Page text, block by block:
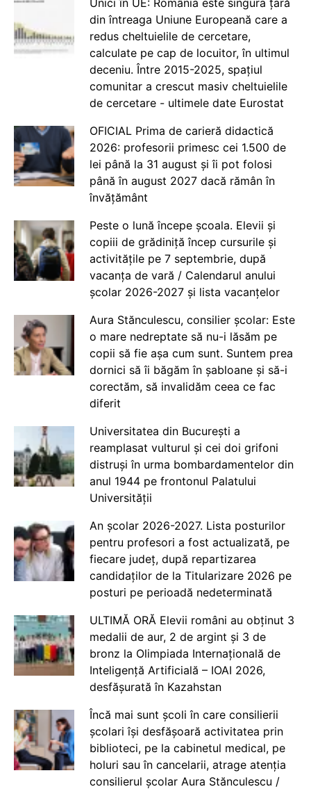
din întreaga Uniune Europeană care a
redus cheltuielile de cercetare,
calculate pe cap de locuitor, în ultimul
deceniu. Între 2015-2025, spațiul
comunitar a crescut masiv cheltuielile
de cercetare - ultimele date Eurostat
OFICIAL Prima de carieră didactică
2026: profesorii primesc cei 1.500 de
lei până la 31 august și îi pot folosi
până în august 2027 dacă rămân în
învățământ
Peste o lună începe școala. Elevii și
copiii de grădiniță încep cursurile și
activitățile pe 7 septembrie, după
vacanța de vară / Calendarul anului
școlar 2026-2027 și lista vacanțelor
Aura Stănculescu, consilier școlar: Este
o mare nedreptate să nu-i lăsăm pe
copii să fie așa cum sunt. Suntem prea
dornici să îi băgăm în șabloane și să-i
corectăm, să invalidăm ceea ce fac
diferit
Universitatea din București a
reamplasat vulturul și cei doi grifoni
distruși în urma bombardamentelor din
anul 1944 pe frontonul Palatului
Universității
An școlar 2026-2027. Lista posturilor
pentru profesori a fost actualizată, pe
fiecare județ, după repartizarea
candidaților de la Titularizare 2026 pe
posturi pe perioadă nedeterminată
ULTIMĂ ORĂ Elevii români au obținut 3
medalii de aur, 2 de argint și 3 de
bronz la Olimpiada Internațională de
Inteligență Artificială – IOAI 2026,
desfășurată în Kazahstan
Încă mai sunt școli în care consilierii
școlari își desfășoară activitatea prin
biblioteci, pe la cabinetul medical, pe
holuri sau în cancelarii, atrage atenția
consilierul școlar Aura Stănculescu /